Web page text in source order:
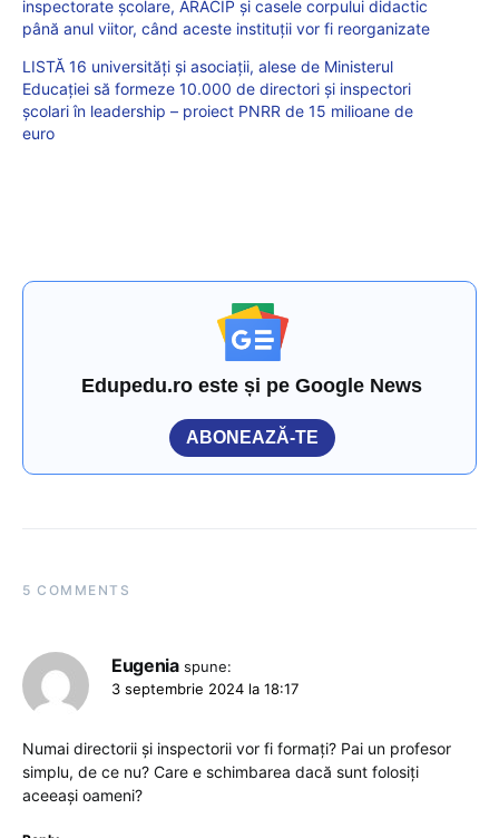
inspectorate școlare, ARACIP și casele corpului didactic
până anul viitor, când aceste instituții vor fi reorganizate
LISTĂ 16 universități și asociații, alese de Ministerul
Educației să formeze 10.000 de directori și inspectori
școlari în leadership – proiect PNRR de 15 milioane de
euro
Edupedu.ro este și pe Google News
ABONEAZĂ-TE
5 COMMENTS
Eugenia spune:
3 septembrie 2024 la 18:17
Numai directorii și inspectorii vor fi formați? Pai un profesor
simplu, de ce nu? Care e schimbarea dacă sunt folosiți
aceeași oameni?